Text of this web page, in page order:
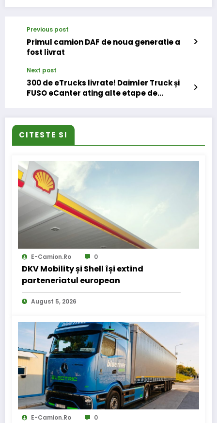
Previous post
Primul camion DAF de noua generatie a
fost livrat
Next post
300 de eTrucks livrate! Daimler Truck și
FUSO eCanter ating alte etape de
CITESTE SI
E-Camion.ro 0
DKV Mobility și Shell își extind
parteneriatul european
August 5, 2026
E-Camion.ro 0